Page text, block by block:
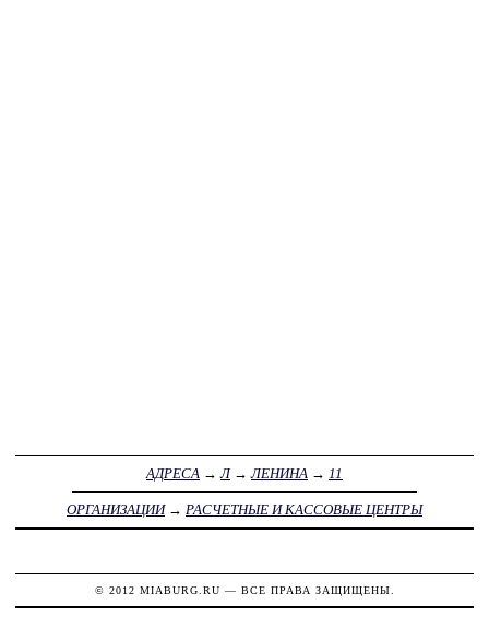
АДРЕСА →Л→ЛЕНИНА → 11
ОРГАНИЗАЦИИ→ РАСЧЕТНЫЕ И КАССОВЫЕ ЦЕНТРЫ
© 2012 MIABURG.RU — ВСЕ ПРАВА ЗАЩИЩЕНЫ.